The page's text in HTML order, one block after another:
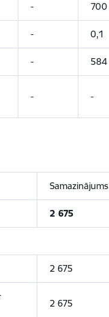
- 700
- 0,1
- 584
- -
Samazinājums
2 675
2 675
2 675